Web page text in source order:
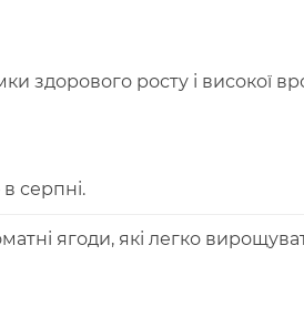
здорового росту і високої
серпні.
ягоди, які легко